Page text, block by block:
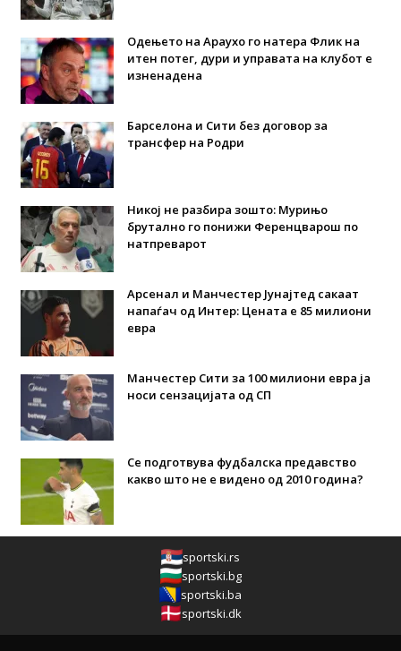
Одењето на Араухо го натера Флик на
итен потег, дури и управата на клубот е
изненадена
Барселона и Сити без договор за
трансфер на Родри
Никој не разбира зошто: Мурињо
брутално го понижи Ференцварош по
натпреварот
Арсенал и Манчестер Јунајтед сакаат
напаѓач од Интер: Цената е 85 милиони
евра
Манчестер Сити за 100 милиони евра ја
носи сензацијата од СП
Се подготвува фудбалска предавство
какво што не е видено од 2010 година?
sportski.rs
sportski.bg
sportski.ba
sportski.dk